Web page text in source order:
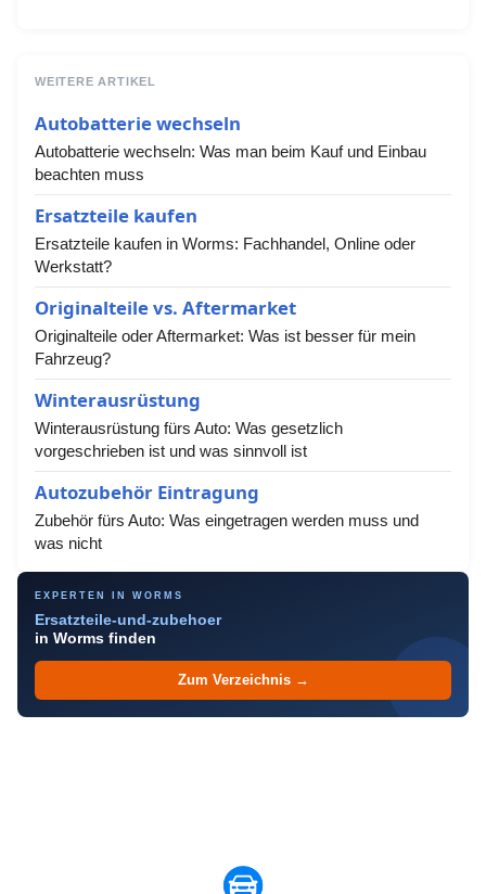
WEITERE ARTIKEL
Autobatterie wechseln
Autobatterie wechseln: Was man beim Kauf und Einbau
beachten muss
Ersatzteile kaufen
Ersatzteile kaufen in Worms: Fachhandel, Online oder
Werkstatt?
Originalteile vs. Aftermarket
Originalteile oder Aftermarket: Was ist besser für mein
Fahrzeug?
Winterausrüstung
Winterausrüstung fürs Auto: Was gesetzlich
vorgeschrieben ist und was sinnvoll ist
Autozubehör Eintragung
Zubehör fürs Auto: Was eingetragen werden muss und
was nicht
EXPERTEN IN WORMS
Ersatzteile-und-zubehoer
in Worms finden
Zum Verzeichnis →